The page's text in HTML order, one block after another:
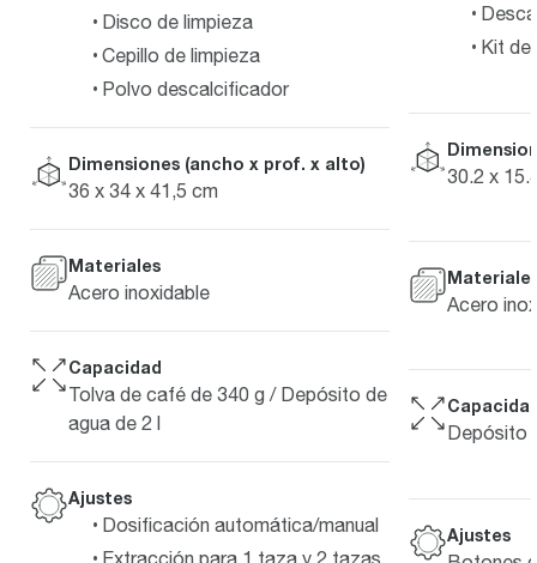
Disco de limpieza
Cepillo de limpieza
Polvo descalcificador
Dimensiones (ancho x prof. x alto)
36 x 34 x 41,5 cm
Materiales
Acero inoxidable
Capacidad
Tolva de café de 340 g / Depósito de
agua de 2 l
Ajustes
Dosificación automática/manual
Extracción para 1 taza y 2 tazas
Kit de
30.2 x
Acero
Depósito
Ajustes